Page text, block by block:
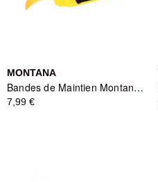
MONTANA
Bandes de Maintien Montana MBB3400 - Jaune
7,99 €